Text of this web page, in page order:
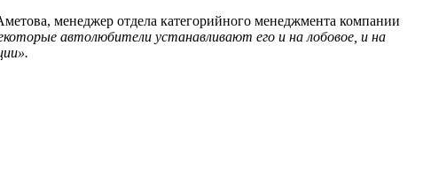
менеджер отдела категорийного менеджмента компании
автолюбители устанавливают его и на лобовое, и на